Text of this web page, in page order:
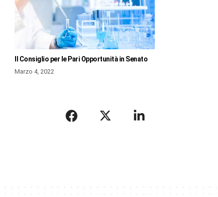
Il Consiglio per le Pari Opportunità in Senato
Marzo 4, 2022